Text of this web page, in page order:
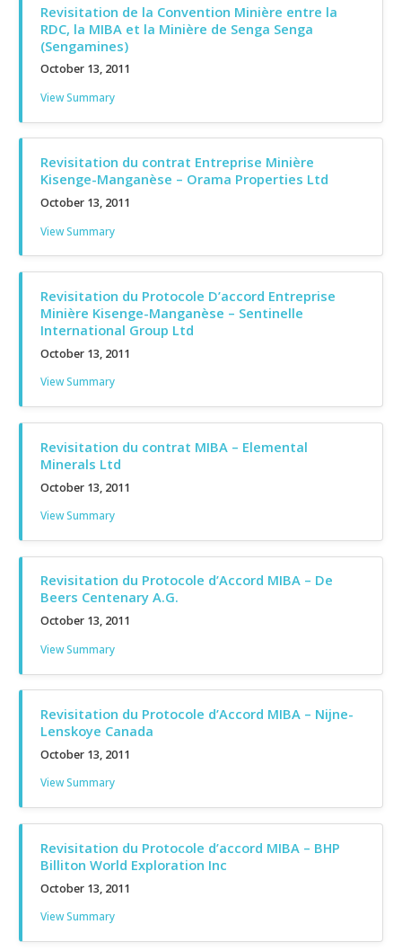
Revisitation de la Convention Minière entre la
RDC, la MIBA et la Minière de Senga Senga
(Sengamines)
October 13, 2011
View Summary
Revisitation du contrat Entreprise Minière
Kisenge-Manganèse – Orama Properties Ltd
October 13, 2011
View Summary
Revisitation du Protocole D’accord Entreprise
Minière Kisenge-Manganèse – Sentinelle
International Group Ltd
October 13, 2011
View Summary
Revisitation du contrat MIBA – Elemental
Minerals Ltd
October 13, 2011
View Summary
Revisitation du Protocole d’Accord MIBA – De
Beers Centenary A.G.
October 13, 2011
View Summary
Revisitation du Protocole d’Accord MIBA – Nijne-
Lenskoye Canada
October 13, 2011
View Summary
Revisitation du Protocole d’accord MIBA – BHP
Billiton World Exploration Inc
October 13, 2011
View Summary